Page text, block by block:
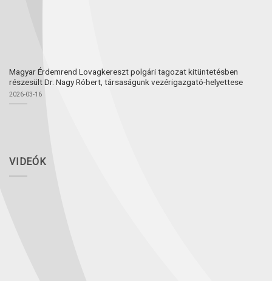
Magyar Érdemrend Lovagkereszt polgári tagozat kitüntetésben
részesült Dr. Nagy Róbert, társaságunk vezérigazgató-helyettese
2026-03-16
VIDEÓK